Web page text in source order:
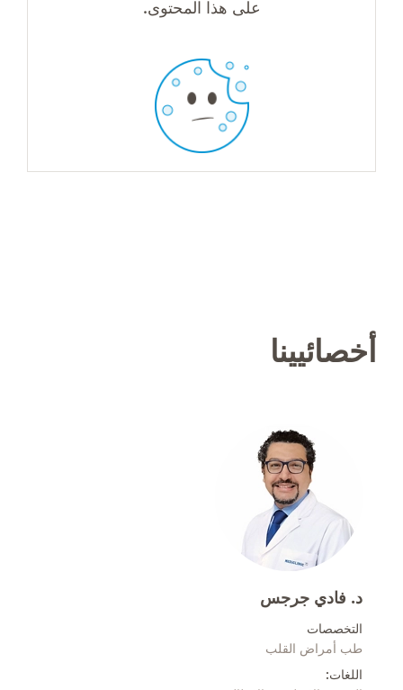
على هذا المحتوى.
أخصائيينا
د. فادي جرجس
التخصصات
طب أمراض القلب
اللغات: